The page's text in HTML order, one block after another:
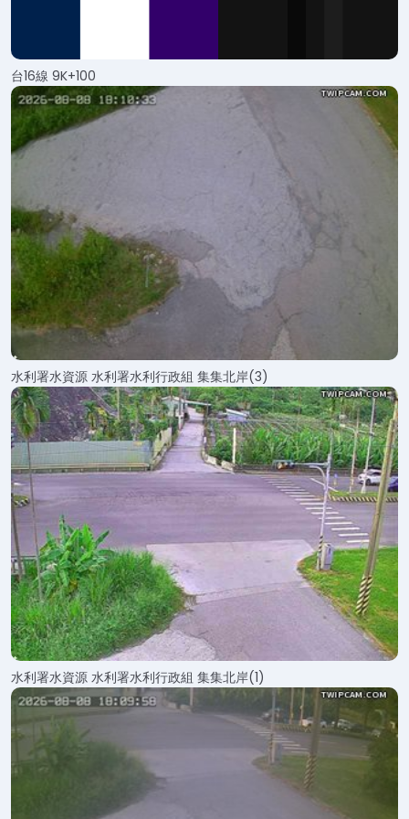
台16線 9K+100
水利署水資源 水利署水利行政組 集集北岸(3)
水利署水資源 水利署水利行政組 集集北岸(1)